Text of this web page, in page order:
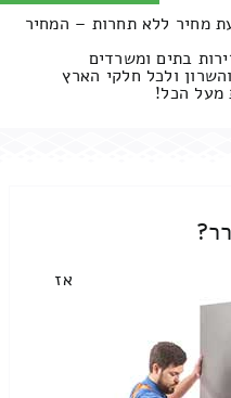
מחיר ללא תחרות – המחיר
בתים ומשרדים
ולכל חלקי הארץ
מעל הכל!
אז